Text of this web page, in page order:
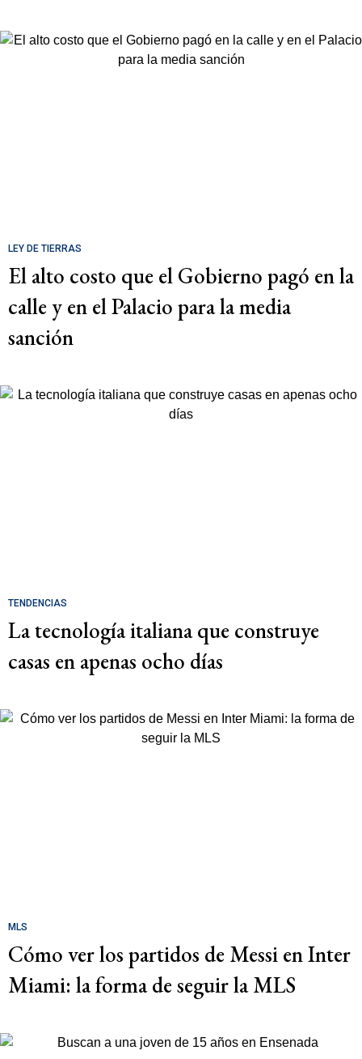
LEY DE TIERRAS
El alto costo que el Gobierno pagó en la
calle y en el Palacio para la media
sanción
TENDENCIAS
La tecnología italiana que construye
casas en apenas ocho días
MLS
Cómo ver los partidos de Messi en Inter
Miami: la forma de seguir la MLS